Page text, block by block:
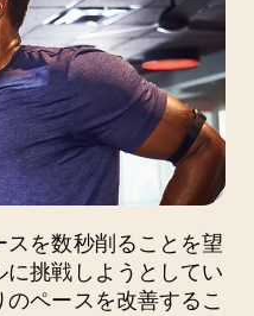
を数秒削ることを望
挑戦しようとしてい
ペースを改善するこ